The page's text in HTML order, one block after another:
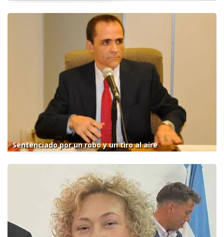
Sentenciado por un robo y un tiro al aire